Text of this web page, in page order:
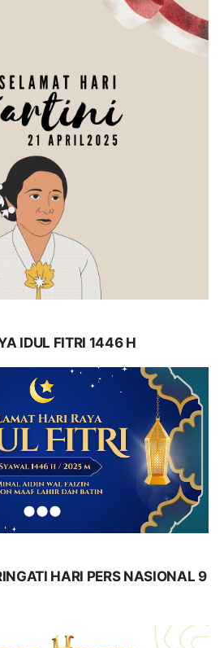
perjalanan untuk berlibur.
Jangan sampai menjadi
masyarakat juga diimbau
bila diperjalanan keadaan
capek dijalan agar berhenti.
"Di beberapa titik jalan raya
juga ada personil yang
melakukan pengaturan arus
lalu lintas yang mana untuk
mengurangi
kemacetan,"ungkap AKBP
Bimo
IDUL FITRI 1446 H
HARI PERS NASIONAL 9